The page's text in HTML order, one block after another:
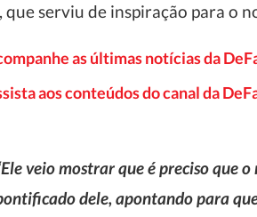
que serviu de inspiração para o
as últimas notícias da
aos conteúdos do canal da
veio mostrar que é preciso que
dele, apontando para